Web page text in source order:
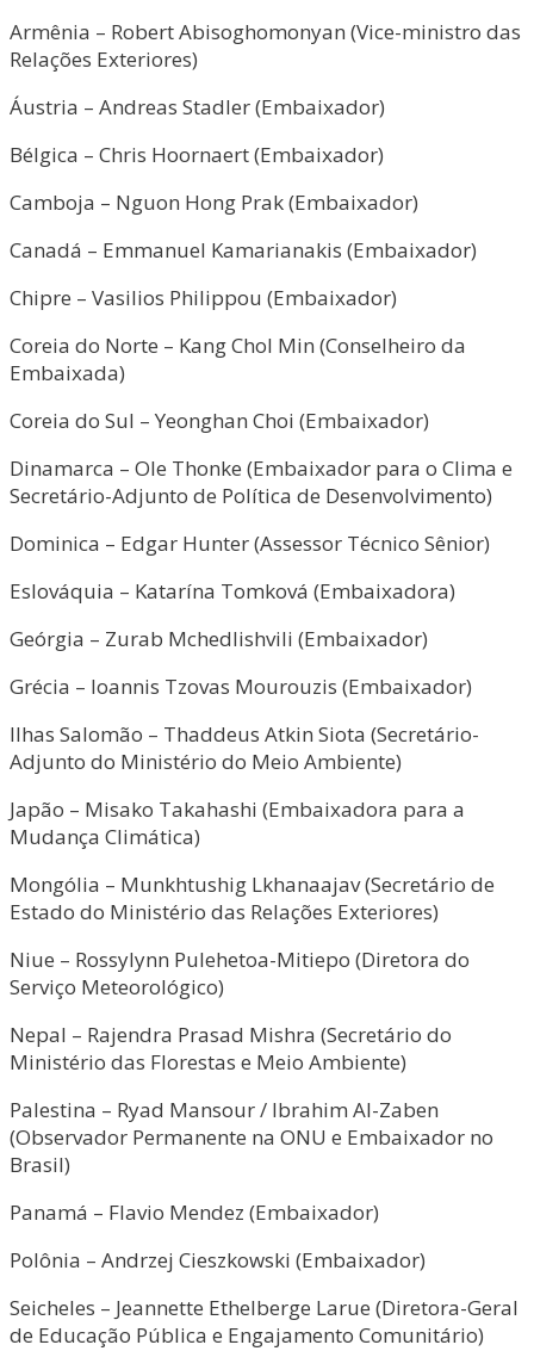
Armênia – Robert Abisoghomonyan (Vice-ministro das
Relações Exteriores)
Áustria – Andreas Stadler (Embaixador)
Bélgica – Chris Hoornaert (Embaixador)
Camboja – Nguon Hong Prak (Embaixador)
Canadá – Emmanuel Kamarianakis (Embaixador)
Chipre – Vasilios Philippou (Embaixador)
Coreia do Norte – Kang Chol Min (Conselheiro da
Embaixada)
Coreia do Sul – Yeonghan Choi (Embaixador)
Dinamarca – Ole Thonke (Embaixador para o Clima e
Secretário-Adjunto de Política de Desenvolvimento)
Dominica – Edgar Hunter (Assessor Técnico Sênior)
Eslováquia – Katarína Tomková (Embaixadora)
Geórgia – Zurab Mchedlishvili (Embaixador)
Grécia – Ioannis Tzovas Mourouzis (Embaixador)
Ilhas Salomão – Thaddeus Atkin Siota (Secretário-
Adjunto do Ministério do Meio Ambiente)
Japão – Misako Takahashi (Embaixadora para a
Mudança Climática)
Mongólia – Munkhtushig Lkhanaajav (Secretário de
Estado do Ministério das Relações Exteriores)
Niue – Rossylynn Pulehetoa-Mitiepo (Diretora do
Serviço Meteorológico)
Nepal – Rajendra Prasad Mishra (Secretário do
Ministério das Florestas e Meio Ambiente)
Palestina – Ryad Mansour / Ibrahim Al-Zaben
(Observador Permanente na ONU e Embaixador no
Brasil)
Panamá – Flavio Mendez (Embaixador)
Polônia – Andrzej Cieszkowski (Embaixador)
Seicheles – Jeannette Ethelberge Larue (Diretora-Geral
de Educação Pública e Engajamento Comunitário)